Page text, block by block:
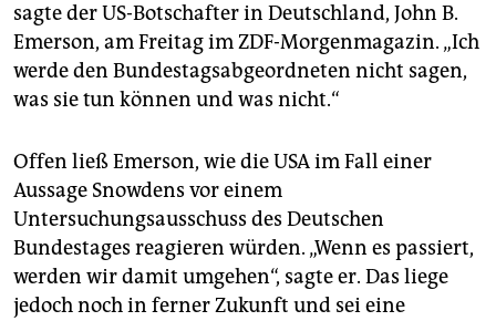
sagte der US-Botschafter in Deutschland, John B.
Emerson, am Freitag im ZDF-Morgenmagazin. „Ich
werde den Bundestagsabgeordneten nicht sagen,
was sie tun können und was nicht.“
Offen ließ Emerson, wie die USA im Fall einer
Aussage Snowdens vor einem
Untersuchungsausschuss des Deutschen
Bundestages reagieren würden. „Wenn es passiert,
werden wir damit umgehen“, sagte er. Das liege
jedoch noch in ferner Zukunft und sei eine